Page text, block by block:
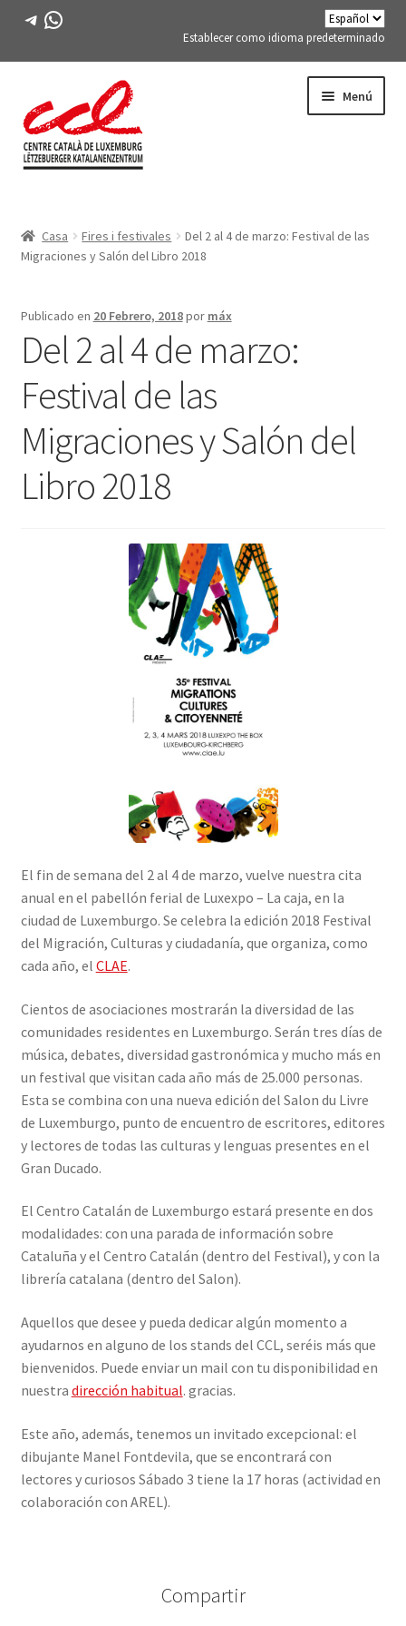
Telegrama
WhatsApp
Establecer como idioma predeterminado
la
navegación
al
contenido
Menú
menu
ACTIVIDADES
Expand
MIEMBROS DE FES-TE
LIBRO
INICIAR SESIÓN
Casa Fires i festivales
Del 2 al 4 de marzo: Festival de las
Migraciones y Salón del Libro 2018
Publicado en 20 Febrero, 2018por máx
Del 2 al 4 de marzo:
Festival de las
Migraciones y Salón del
Libro 2018
El fin de semana del 2 al 4 de marzo, vuelve nuestra cita
anual en el pabellón ferial de Luxexpo – La caja, en la
ciudad de Luxemburgo. Se celebra la edición 2018 Festival
del Migración, Culturas y ciudadanía, que organiza, como
cada año, el CLAE.
Cientos de asociaciones mostrarán la diversidad de las
comunidades residentes en Luxemburgo. Serán tres días de
música, debates, diversidad gastronómica y mucho más en
un festival que visitan cada año más de 25.000 personas.
Esta se combina con una nueva edición del Salon du Livre
de Luxemburgo, punto de encuentro de escritores, editores
y lectores de todas las culturas y lenguas presentes en el
Gran Ducado.
El Centro Catalán de Luxemburgo estará presente en dos
modalidades: con una parada de información sobre
Cataluña y el Centro Catalán (dentro del Festival), y con la
librería catalana (dentro del Salon).
Aquellos que desee y pueda dedicar algún momento a
ayudarnos en alguno de los stands del CCL, seréis más que
bienvenidos. Puede enviar un mail con tu disponibilidad en
nuestra dirección habitual. gracias.
Este año, además, tenemos un invitado excepcional: el
dibujante Manel Fontdevila, que se encontrará con
lectores y curiosos Sábado 3 tiene la 17 horas (actividad en
colaboración con AREL).
Compartir